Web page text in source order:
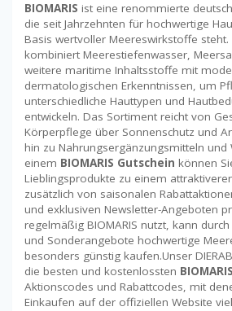
BIOMARIS ist eine renommierte
die seit Jahrzehnten für hochwertige
Basis wertvoller Meereswirkstoffe
kombiniert Meerestiefenwasser,
weitere maritime Inhaltsstoffe mit
dermatologischen Erkenntnissen, um
unterschiedliche Hauttypen und
entwickeln. Das Sortiment reicht von
Körperpflege über Sonnenschutz und
hin zu Nahrungsergänzungsmitteln und
einem BIOMARIS Gutschein können
Lieblingsprodukte zu einem
zusätzlich von saisonalen
und exklusiven Newsletter-Angeboten
regelmäßig BIOMARIS nutzt, kann
und Sonderangebote hochwertige
besonders günstig kaufen.Unser
die besten und kostenlossten BIOMARIS
Aktionscodes und Rabattcodes, mit
Einkaufen auf der offiziellen Website